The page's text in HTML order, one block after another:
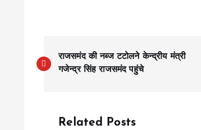
o
राजसमंद की नब्ज टटोलने केन्द्रीय मंत्री
गजेन्द्र सिंह राजसमंद पहुंचे
Related Posts